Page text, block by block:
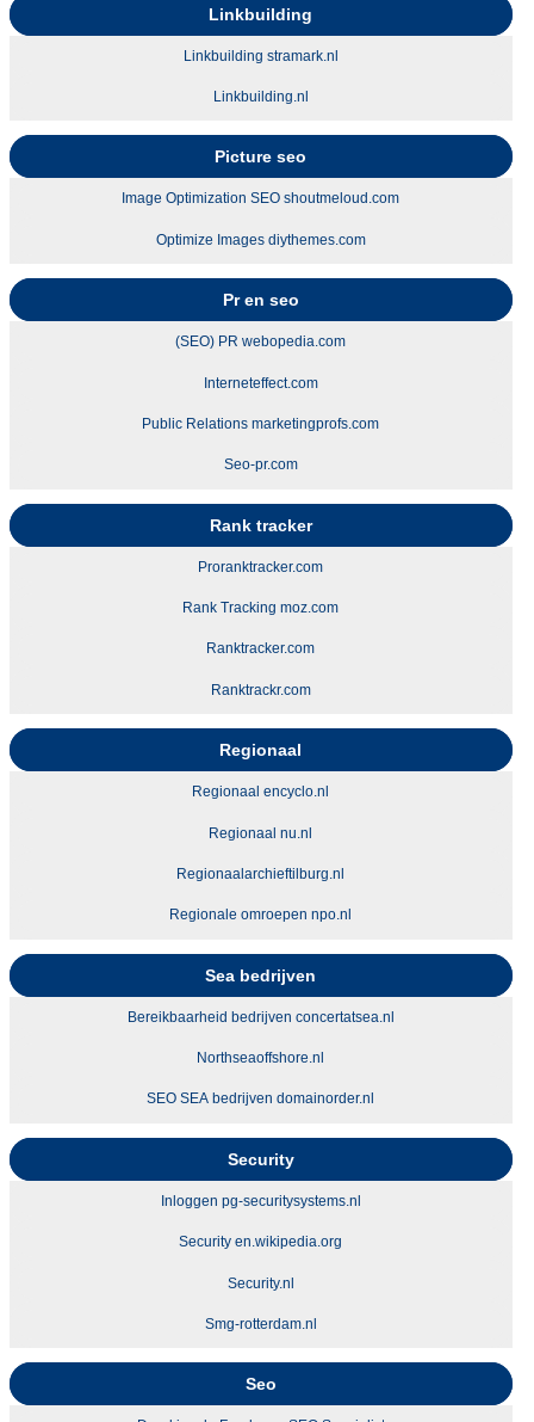
Linkbuilding
Linkbuilding stramark.nl
Linkbuilding.nl
Picture seo
Image Optimization SEO shoutmeloud.com
Optimize Images diythemes.com
Pr en seo
(SEO) PR webopedia.com
Interneteffect.com
Public Relations marketingprofs.com
Seo-pr.com
Rank tracker
Proranktracker.com
Rank Tracking moz.com
Ranktracker.com
Ranktrackr.com
Regionaal
Regionaal encyclo.nl
Regionaal nu.nl
Regionaalarchieftilburg.nl
Regionale omroepen npo.nl
Sea bedrijven
Bereikbaarheid bedrijven concertatsea.nl
Northseaoffshore.nl
SEO SEA bedrijven domainorder.nl
Security
Inloggen pg-securitysystems.nl
Security en.wikipedia.org
Security.nl
Smg-rotterdam.nl
Seo